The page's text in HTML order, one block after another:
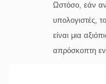
Ωστόσο, εάν
υπολογιστές,
είναι μια
απρόσκοπτη